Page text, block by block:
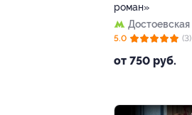
роман»
Достоевская
от 750 руб.
5.0 (3)